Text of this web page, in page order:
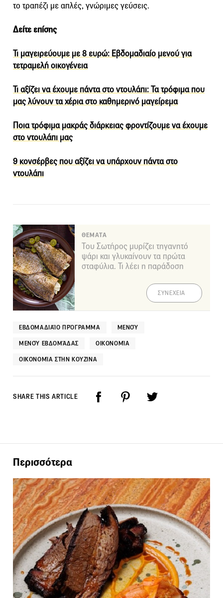
το τραπέζι με απλές, γνώριμες γεύσεις.
Δείτε επίσης
Τι μαγειρεύουμε με 8 ευρώ: Εβδομαδιαίο μενού για
τετραμελή οικογένεια
Τι αξίζει να έχουμε πάντα στο ντουλάπι: Τα τρόφιμα που
μας λύνουν τα χέρια στο καθημερινό μαγείρεμα
Ποια τρόφιμα μακράς διάρκειας φροντίζουμε να έχουμε
στο ντουλάπι μας
9 κονσέρβες που αξίζει να υπάρχουν πάντα στο
ντουλάπι
ΘΕΜΑΤΑ
Του Σωτήρος μυρίζει τηγανητό
ψάρι και γλυκαίνουν τα πρώτα
σταφύλια. Τι λέει η παράδοση
ΣΥΝΕΧΕΙΑ
ΕΒΔΟΜΑΔΙΑΊΟ ΠΡΌΓΡΑΜΜΑ ΜΕΝΟΎ
ΜΕΝΟΎ ΕΒΔΟΜΆΔΑΣ ΟΙΚΟΝΟΜΊΑ
ΟΙΚΟΝΟΜΊΑ ΣΤΗΝ ΚΟΥΖΊΝΑ
SHARE THIS ARTICLE
Περισσότερα